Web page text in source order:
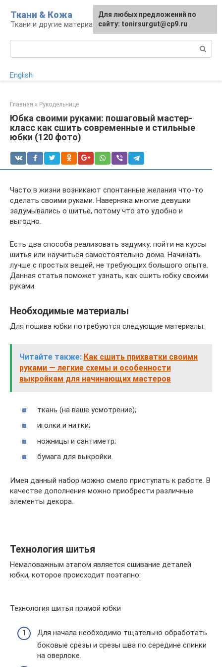
контенту
Ткани & Кожа
Ткани и другие материалы
English
Главная » Рукодельнице
Юбка своими руками: пошаговый мастер-
класс как сшить современные и стильные
юбки (120 фото)
Часто в жизни возникают спонтанные желания что-то
сделать своими руками. Наверняка многие девушки
задумывались о шитье, потому что это удобно и
выгодно.
Есть два способа реализовать задумку: пойти на курсы
шитья или научиться самостоятельно дома. Начинать
лучше с простых вещей, не требующих большого опыта.
Данная статья поможет узнать, как сшить юбку своими
руками.
Необходимые материалы
Для пошива юбки потребуются следующие материалы:
Читайте также: Как сшить прихватки своими
руками — легкие схемы и особенности
выкройкам для начинающих мастеров
ткань (на ваше усмотрение);
иголки и нитки;
ножницы и сантиметр;
бумага для выкройки.
Имея данный набор можно смело приступать к работе. В
качестве дополнения можно приобрести различные
элементы декора.
Технология шитья
Немаловажным этапом является сшивание деталей
юбки, которое происходит поэтапно:
Технология шитья прямой юбки
Для начала необходимо тщательно обработать
боковые срезы и срезы шва по середине спинки
на оверлоке.
Для любых предложений по
сайту: tonirsurgut@cp9.ru